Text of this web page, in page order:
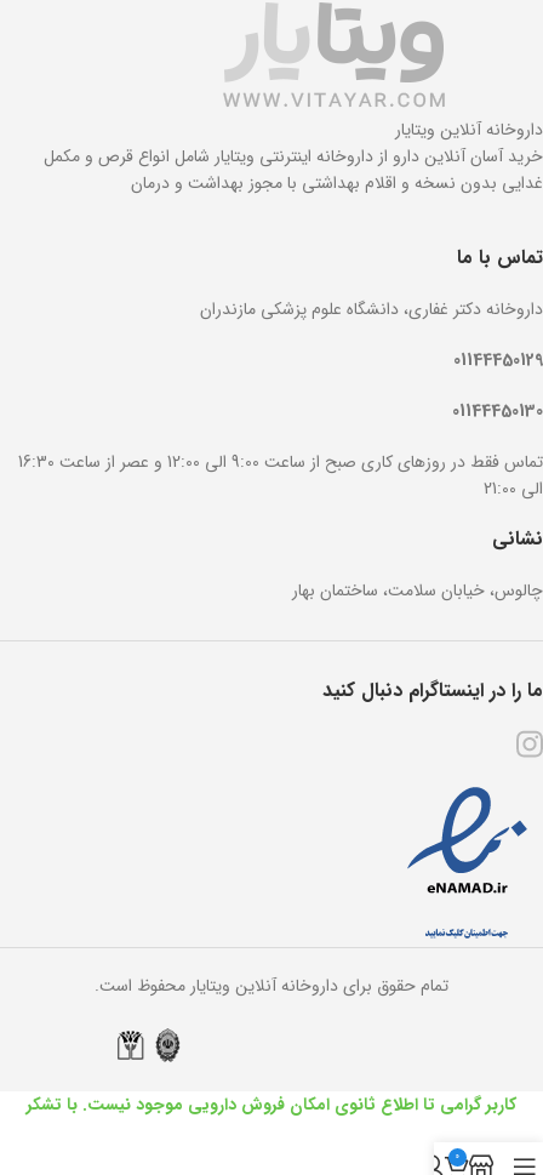
داروخانه آنلاین ویتایار
خرید آسان آنلاین دارو از داروخانه اینترنتی ویتایار شامل انواع قرص و مکمل
غدایی بدون نسخه و اقلام بهداشتی با مجوز بهداشت و درمان
تماس با ما
داروخانه دکتر غفاری، دانشگاه علوم پزشکی مازندران
01144450129
01144450130
تماس فقط در روزهای کاری صبح از ساعت 9:00 الی 12:00 و عصر از ساعت 16:30
الی 21:00
نشانی
چالوس، خیابان سلامت، ساختمان بهار
ما را در اینستاگرام دنبال کنید
تمام حقوق برای داروخانه آنلاین ویتایار محفوظ است.
کاربر گرامی تا اطلاع ثانوی امکان فروش دارویی موجود نیست. با تشکر
0